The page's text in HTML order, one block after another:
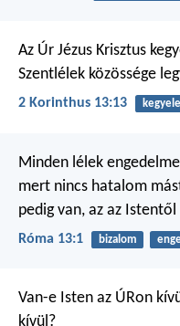
Az Úr Jézus Krisztus
Szentlélek közössége
2 Korinthus 13:13
Minden lélek
mert nincs hatalom
pedig van, az az
Róma 13:1 bizalom
Van-e Isten az ÚRon
kívül?